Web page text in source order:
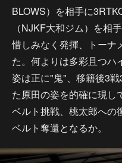
BLOWS）を相手に
（NJKF大和ジム）を相
惜しみなく発揮、トーナ
た。何よりは多彩且つハ
姿は正に"鬼"、移籍後3
た原田の姿を的確に現し
ベルト挑戦、桃太郎へ
ベルト奪還となるか。